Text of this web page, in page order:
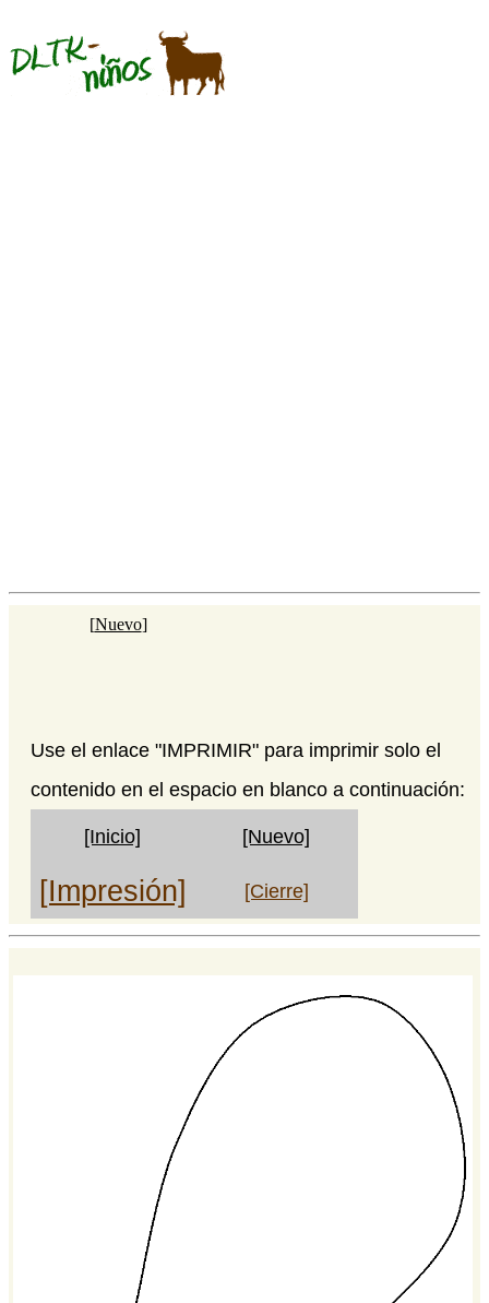
[Nuevo]
Use el enlace "IMPRIMIR" para imprimir solo el
contenido en el espacio en blanco a continuación:
[Inicio] [Nuevo]
[Impresión] [Cierre]